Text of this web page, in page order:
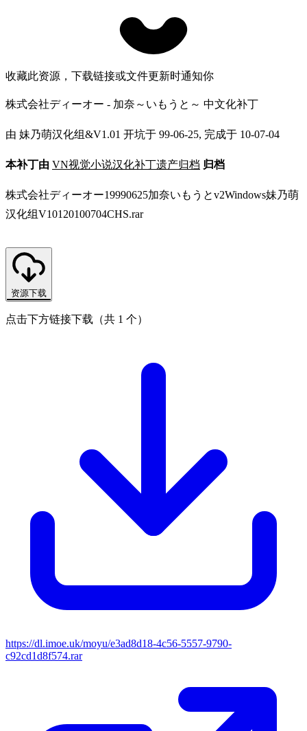
收藏此资源，下载链接或文件更新时通知你
株式会社ディーオー - 加奈～いもうと～ 中文化补丁
由 妹乃萌汉化组&V1.01 开坑于 99-06-25, 完成于 10-07-04
本补丁由 VN视觉小说汉化补丁遗产归档 归档
株式会社ディーオー19990625加奈いもうとv2Windows妹乃萌
汉化组V10120100704CHS.rar
资源下载
点击下方链接下载（共 1 个）
https://dl.imoe.uk/moyu/e3ad8d18-4c56-5557-9790-
c92cd1d8f574.rar